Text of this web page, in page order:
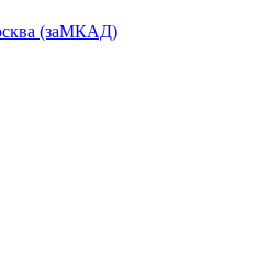
(заМКАД)